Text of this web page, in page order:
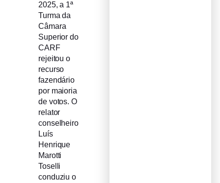
2025, a 1ª
Turma da
Câmara
Superior do
CARF
rejeitou o
recurso
fazendário
por maioria
de votos. O
relator
conselheiro
Luís
Henrique
Marotti
Toselli
conduziu o